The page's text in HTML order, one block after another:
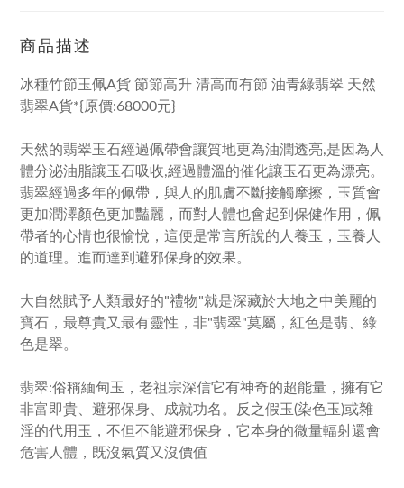
商品描述
冰種竹節玉佩A貨 節節高升 清高而有節 油青綠翡翠 天然
翡翠A貨*{原價:68000元}
天然的翡翠玉石經過佩帶會讓質地更為油潤透亮,是因為人
體分泌油脂讓玉石吸收,經過體溫的催化讓玉石更為漂亮。
翡翠經過多年的佩帶，與人的肌膚不斷接觸摩擦，玉質會
更加潤澤顏色更加豔麗，而對人體也會起到保健作用，佩
帶者的心情也很愉悅，這便是常言所說的人養玉，玉養人
的道理。進而達到避邪保身的效果。
大自然賦予人類最好的"禮物"就是深藏於大地之中美麗的
寶石，最尊貴又最有靈性，非"翡翠"莫屬，紅色是翡、綠
色是翠。
翡翠:俗稱緬甸玉，老祖宗深信它有神奇的超能量，擁有它
非富即貴、避邪保身、成就功名。反之假玉(染色玉)或雜
淫的代用玉，不但不能避邪保身，它本身的微量輻射還會
危害人體，既沒氣質又沒價值